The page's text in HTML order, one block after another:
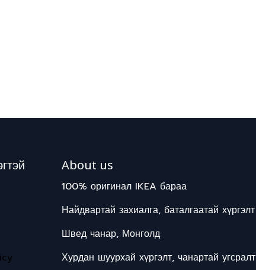
About us
100% оригинал IKEA бараа
Найдвартай захиалга, баталгаатай хүргэлт
Швед чанар, Монголд
Хурдан шуурхай хүргэлт, чанартай угсралт